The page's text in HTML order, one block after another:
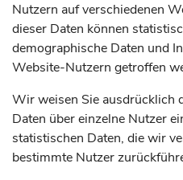
Nutzern auf verschiedenen
dieser Daten können
demographische Daten und
Website-Nutzern getroffen
Wir weisen Sie ausdrücklich
Daten über einzelne Nutzer
statistischen Daten, die wir
bestimmte Nutzer